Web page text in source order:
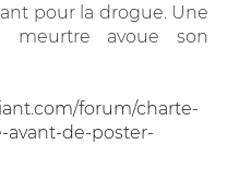
pour la drogue. Une
avoue son
forum/charte-
de-poster-